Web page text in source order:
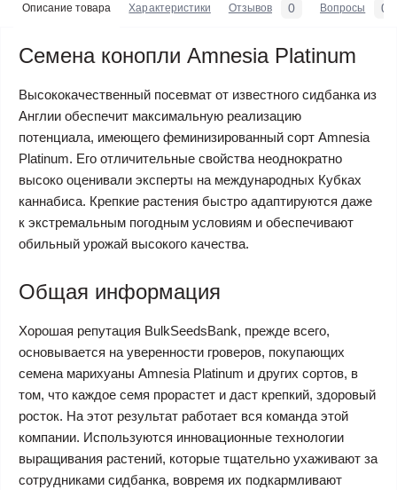
Описание товара Характеристики Отзывов 0 Вопросы 0
Семена конопли Amnesia Platinum
Высококачественный посевмат от известного сидбанка из
Англии обеспечит максимальную реализацию
потенциала, имеющего феминизированный сорт Amnesia
Platinum. Его отличительные свойства неоднократно
высоко оценивали эксперты на международных Кубках
каннабиса. Крепкие растения быстро адаптируются даже
к экстремальным погодным условиям и обеспечивают
обильный урожай высокого качества.
Общая информация
Хорошая репутация BulkSeedsBank, прежде всего,
основывается на уверенности гроверов, покупающих
семена марихуаны Amnesia Platinum и других сортов, в
том, что каждое семя прорастет и даст крепкий, здоровый
росток. На этот результат работает вся команда этой
компании. Используются инновационные технологии
выращивания растений, которые тщательно ухаживают за
сотрудниками сидбанка, вовремя их подкармливают